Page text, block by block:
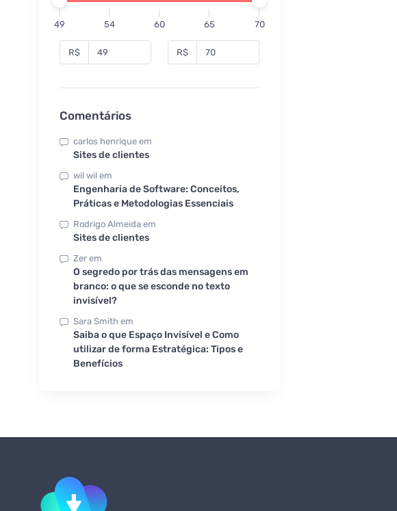
49 54 60 65 70
R$ R$
Comentários
carlos henrique em
Sites de clientes
wil wil em
Engenharia de Software: Conceitos,
Práticas e Metodologias Essenciais
Rodrigo Almeida em
Sites de clientes
Zer em
O segredo por trás das mensagens em
branco: o que se esconde no texto
invisível?
Sara Smith em
Saiba o que Espaço Invisível e Como
utilizar de forma Estratégica: Tipos e
Benefícios